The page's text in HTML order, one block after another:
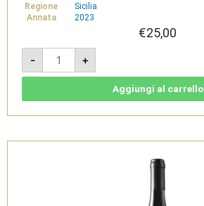
Regione
Sicilia
Annata
2023
€25,00
-
Bianco
Pomice
2023
-
-
Castellaro
+
Aggiungi al carrello